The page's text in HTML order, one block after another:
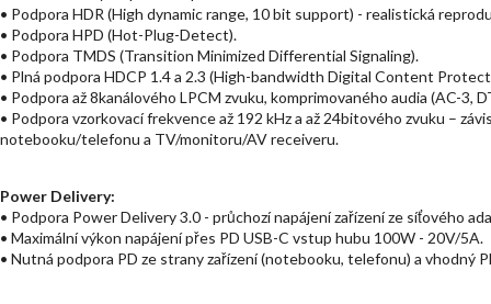
• Podpora HDR (High dynamic range, 10 bit support) - realistická
• Podpora HPD (Hot-Plug-Detect).
• Podpora TMDS (Transition Minimized Differential Signaling).
• Plná podpora HDCP 1.4 a 2.3 (High-bandwidth Digital Content
• Podpora až 8kanálového LPCM zvuku, komprimovaného audia (AC-3,
• Podpora vzorkovací frekvence až 192 kHz a až 24bitového zvuku –
notebooku/telefonu a TV/monitoru/AV receiveru.
Power Delivery:
• Podpora Power Delivery 3.0 - průchozí napájení zařízení ze síťového
• Maximální výkon napájení přes PD USB-C vstup hubu 100W - 20V/5A.
• Nutná podpora PD ze strany zařízení (notebooku, telefonu) a vhodný